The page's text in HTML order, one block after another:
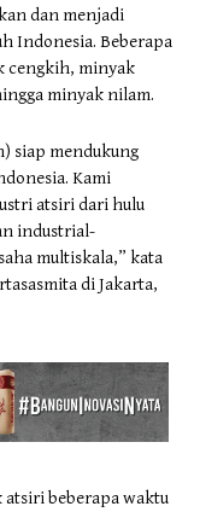
dan menjadi
Indonesia. Beberapa
cengkih, minyak
minyak nilam.
siap mendukung
Kami
atsiri dari hulu
industrial-
multiskala,” kata
di Jakarta,
beberapa waktu